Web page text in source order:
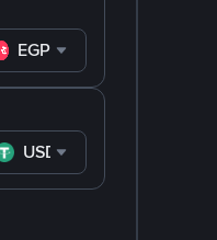
EGP
USDT